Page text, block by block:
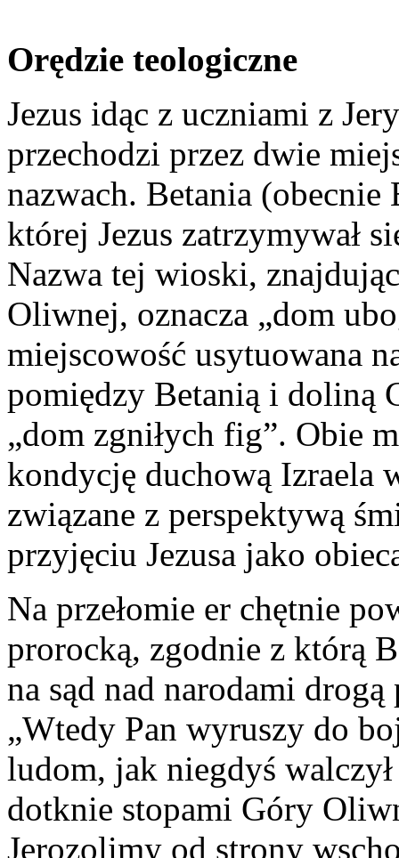
Orędzie teologiczne
Jezus idąc z uczniami z
przechodzi przez dwie
nazwach. Betania
której Jezus zatrzymywał
Nazwa tej wioski,
Oliwnej, oznacza „dom
miejscowość usytuowana
pomiędzy Betanią i doliną
„dom zgniłych fig”. Obie
kondycję duchową Izraela
związane z perspektywą
przyjęciu Jezusa jako
Na przełomie er chętnie
prorocką, zgodnie z którą
na sąd nad narodami
„Wtedy Pan wyruszy do
ludom, jak niegdyś
dotknie stopami Góry
Jerozolimy od strony